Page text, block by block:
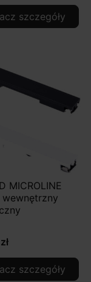
szczegóły
MICROLINE
wewnętrzny
szczegóły